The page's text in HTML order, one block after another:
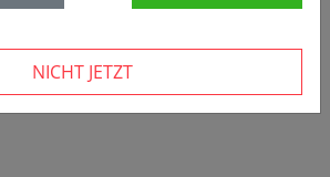
NICHT JETZT